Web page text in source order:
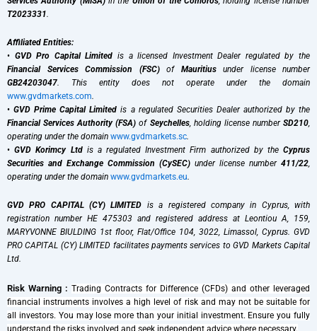
T2023331.
Affiliated Entities:
• GVD Pro Capital Limited is a licensed Investment Dealer regulated by the
Financial Services Commission (FSC)of Mauritiusunder license number
GB24203047. This entity does not operate under the domain
www.gvdmarkets.com.
•GVD Prime Capital Limited is a regulated Securities Dealer authorized by the
Financial Services Authority (FSA) of Seychelles, holding license numberSD210,
operating under the domain www.gvdmarkets.sc.
•GVD Korimcy Ltdis a regulated Investment Firm authorized by theCyprus
Securities and Exchange Commission (CySEC) under license number 411/22,
operating under the domain www.gvdmarkets.eu.
GVD PRO CAPITAL (CY) LIMITED is a registered company in Cyprus, with
registration number HE 475303 and registered address at Leontiou A, 159,
MARYVONNE BIULDING 1st floor, Flat/Office 104, 3022, Limassol, Cyprus. GVD
PRO CAPITAL (CY) LIMITED facilitates payments services to GVD Markets Capital
Ltd.
Risk Warning : Trading Contracts for Difference (CFDs) and other leveraged
financial instruments involves a high level of risk and may not be suitable for
all investors. You may lose more than your initial investment. Ensure you fully
understand the risks involved and seek independent advice where necessary.